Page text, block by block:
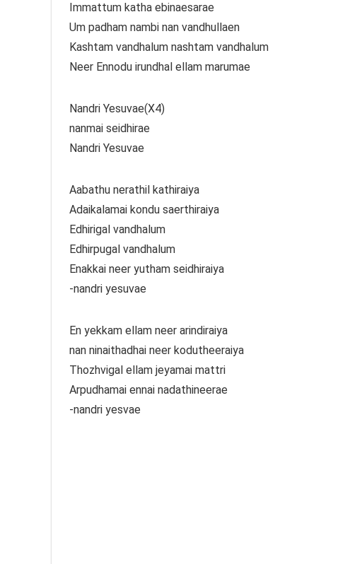
Immattum katha ebinaesarae
Um padham nambi nan vandhullaen
Kashtam vandhalum nashtam vandhalum
Neer Ennodu irundhal ellam marumae
Nandri Yesuvae(X4)
nanmai seidhirae
Nandri Yesuvae
Aabathu nerathil kathiraiya
Adaikalamai kondu saerthiraiya
Edhirigal vandhalum
Edhirpugal vandhalum
Enakkai neer yutham seidhiraiya
-nandri yesuvae
En yekkam ellam neer arindiraiya
nan ninaithadhai neer kodutheeraiya
Thozhvigal ellam jeyamai mattri
Arpudhamai ennai nadathineerae
-nandri yesvae